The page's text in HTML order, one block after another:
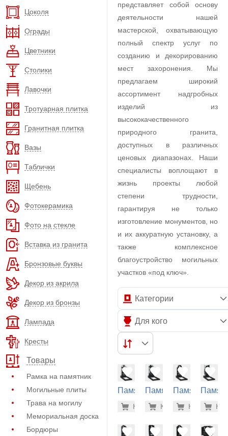
Цоколя
Ограды
Цветники
Столики
Лавочки
Тротуарная плитка
Гранитная плитка
Вазы
Таблички
Щебень
Фотокерамика
Фото на стекле
Вставка из гранита
Бронзовые буквы
Декор из акрила
Декор из бронзы
Лампада
Кресты
Товары
Рамка на памятник
Могильные плиты
Трава на могилу
Мемориальная доска
Бордюры
представляет собой основу
деятельности нашей
мастерской, охватывающую
полный спектр услуг по
созданию и декорированию
мест захоронения. Мы
предлагаем широкий
ассортимент надгробных
изделий из
высококачественного
природного гранита,
доступных в различных
ценовых диапазонах. Наши
специалисты воплощают в
жизнь проекты любой
степени трудности,
гарантируя не только
изготовление монументов, но
и их аккуратную установку, а
также комплексное
благоустройство могильных
участков «под ключ».
Категории
Для кого
Памятник
могилу
-7% 31.200
Купить
Памятник
могилу
-7%
Купить
Памятник
могилу
-
Купитьмогилу